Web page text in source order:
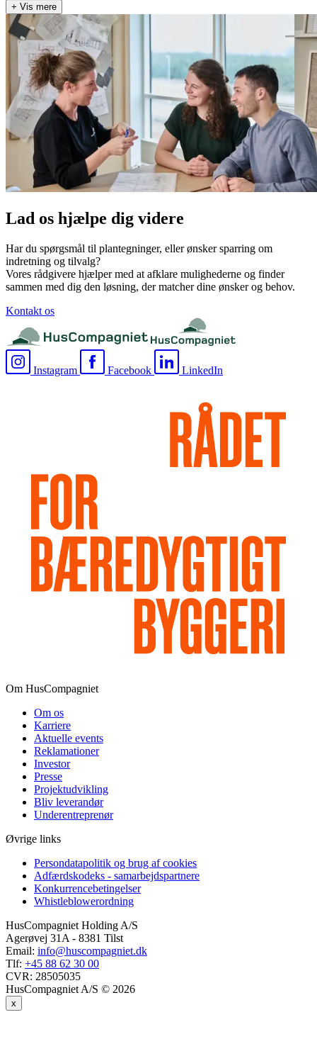
+ Vis mere
Lad os hjælpe dig videre
Har du spørgsmål til plantegninger, eller ønsker sparring om
indretning og tilvalg?
Vores rådgivere hjælper med at afklare mulighederne og finder
sammen med dig den løsning, der matcher dine ønsker og behov.
Kontakt os
Instagram Facebook LinkedIn
Om HusCompagniet
Om os
Karriere
Aktuelle events
Reklamationer
Investor
Presse
Projektudvikling
Bliv leverandør
Underentreprenør
Øvrige links
Persondatapolitik og brug af cookies
Adfærdskodeks - samarbejdspartnere
Konkurrencebetingelser
Whistleblowerordning
HusCompagniet Holding A/S
Agerøvej 31A - 8381 Tilst
Email: info@huscompagniet.dk
Tlf: +45 88 62 30 00
CVR: 28505035
HusCompagniet A/S © 2026
x